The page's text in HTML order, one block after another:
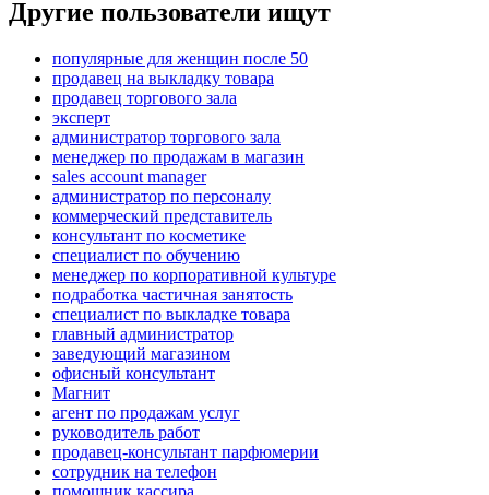
Другие пользователи ищут
популярные для женщин после 50
продавец на выкладку товара
продавец торгового зала
эксперт
администратор торгового зала
менеджер по продажам в магазин
sales account manager
администратор по персоналу
коммерческий представитель
консультант по косметике
специалист по обучению
менеджер по корпоративной культуре
подработка частичная занятость
специалист по выкладке товара
главный администратор
заведующий магазином
офисный консультант
Магнит
агент по продажам услуг
руководитель работ
продавец-консультант парфюмерии
сотрудник на телефон